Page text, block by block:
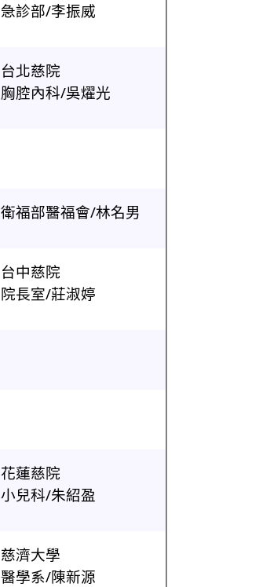
急診部/李振威
台北慈院
胸腔內科/吳燿光
衛福部醫福會/林名男
台中慈院
院長室/莊淑婷
花蓮慈院
小兒科/朱紹盈
慈濟大學
醫學系/陳新源